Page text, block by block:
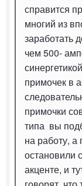
справится
многий из
заработать
чем 500-
примочек в
примочки
типа вы
на работу,
остановили
акценте, и